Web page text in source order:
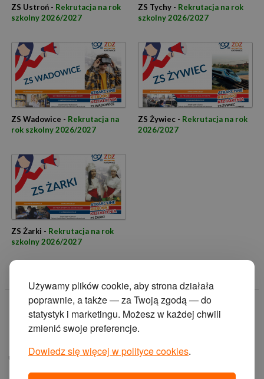
Używamy plików cookie, aby strona działała
poprawnie, a także — za Twoją zgodą — do
statystyk i marketingu. Możesz w każdej chwili
zmienić swoje preferencje.
Dowiedz się więcej w polityce cookies.
ZS Ustroń - Rekrutacja na rok
szkolny 2026/2027
ZS Tychy - Rekrutacja na rok
szkolny 2026/2027
ZS Wadowice - Rekrutacja na
rok szkolny 2026/2027
ZS Żywiec - Rekrutacja na rok
2026/2027
ZS Żarki - Rekrutacja na rok
szkolny 2026/2027
© 2014 Zakład
Doskonalenia
Zawodowego w
ul. Krasińskiego 2, 40-